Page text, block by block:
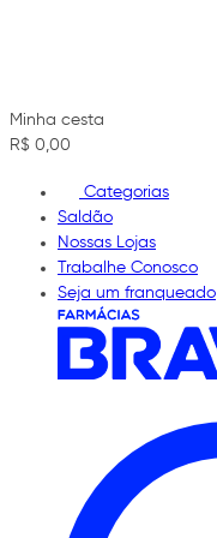
Minha cesta
R$ 0,00
Categorias
Saldão
Nossas Lojas
Trabalhe Conosco
Seja um franqueado